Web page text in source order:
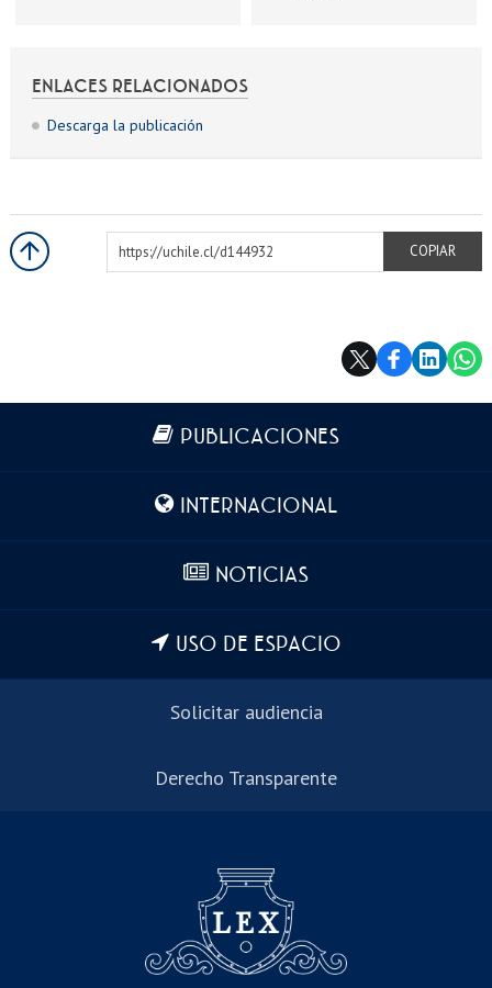
ENLACES RELACIONADOS
Descarga la publicación
https://uchile.cl/d144932
COPIAR
Más información
PUBLICACIONES
INTERNACIONAL
NOTICIAS
USO DE ESPACIO
Solicitar audiencia
Derecho Transparente